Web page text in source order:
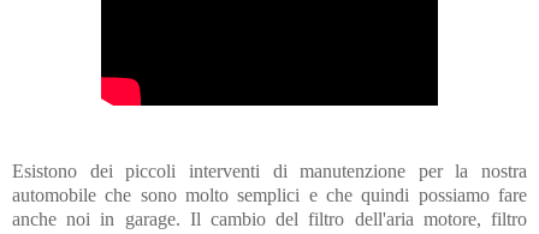
Esistono dei piccoli interventi di manutenzione per la nostra
automobile che sono molto semplici e che quindi possiamo fare
anche noi in garage. Il cambio del filtro dell'aria motore, filtro